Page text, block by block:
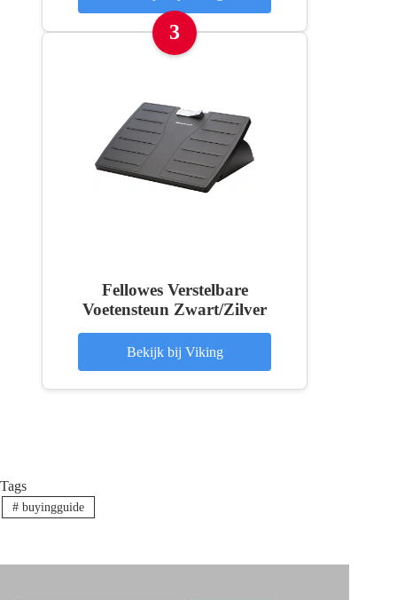
3
Fellowes Verstelbare
Voetensteun Zwart/Zilver
Bekijk bij Viking
Tags
#buyingguide